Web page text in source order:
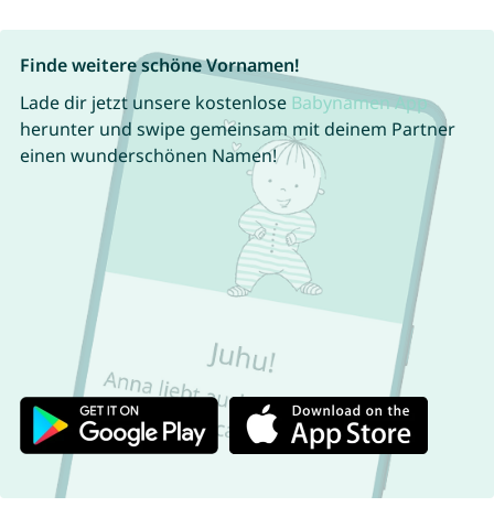
Finde weitere schöne Vornamen!
Lade dir jetzt unsere kostenlose Babynamen App
herunter und swipe gemeinsam mit deinem Partner
einen wunderschönen Namen!